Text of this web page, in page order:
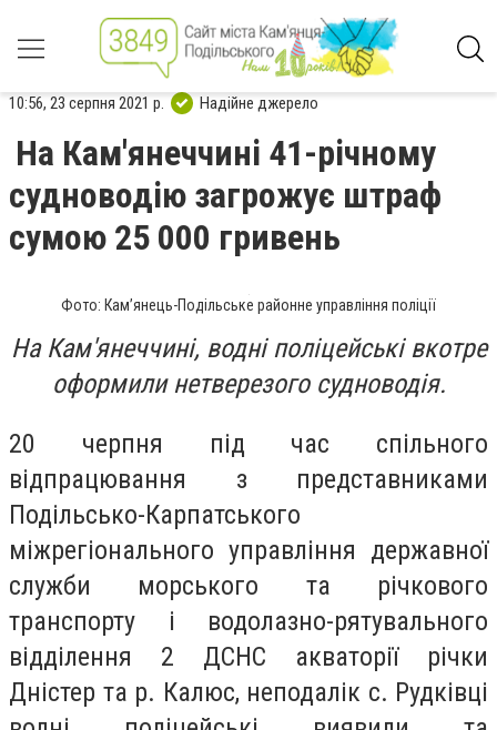
10:56, 23 серпня 2021 р. Надійне джерело
На Кам'янеччині 41-річному
судноводію загрожує штраф
сумою 25 000 гривень
Фото: Кам’янець-Подільське районне управління поліції
На Кам'янеччині, водні поліцейські вкотре
оформили нетверезого судноводія.
20 черпня під час спільного
відпрацювання з представниками
Подільсько-Карпатського
міжрегіонального управління державної
служби морського та річкового
транспорту і водолазно-рятувального
відділення 2 ДСНС акваторії річки
Дністер та р. Калюс, неподалік с. Рудківці